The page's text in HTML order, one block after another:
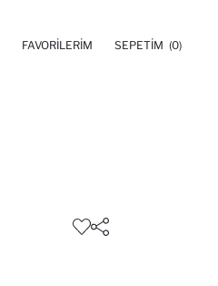
FAVORILERIM SEPETIM (0)